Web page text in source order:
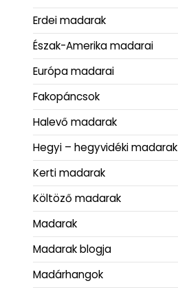
Erdei madarak
Észak-Amerika madarai
Európa madarai
Fakopáncsok
Halevő madarak
Hegyi – hegyvidéki madarak
Kerti madarak
Költöző madarak
Madarak
Madarak blogja
Madárhangok